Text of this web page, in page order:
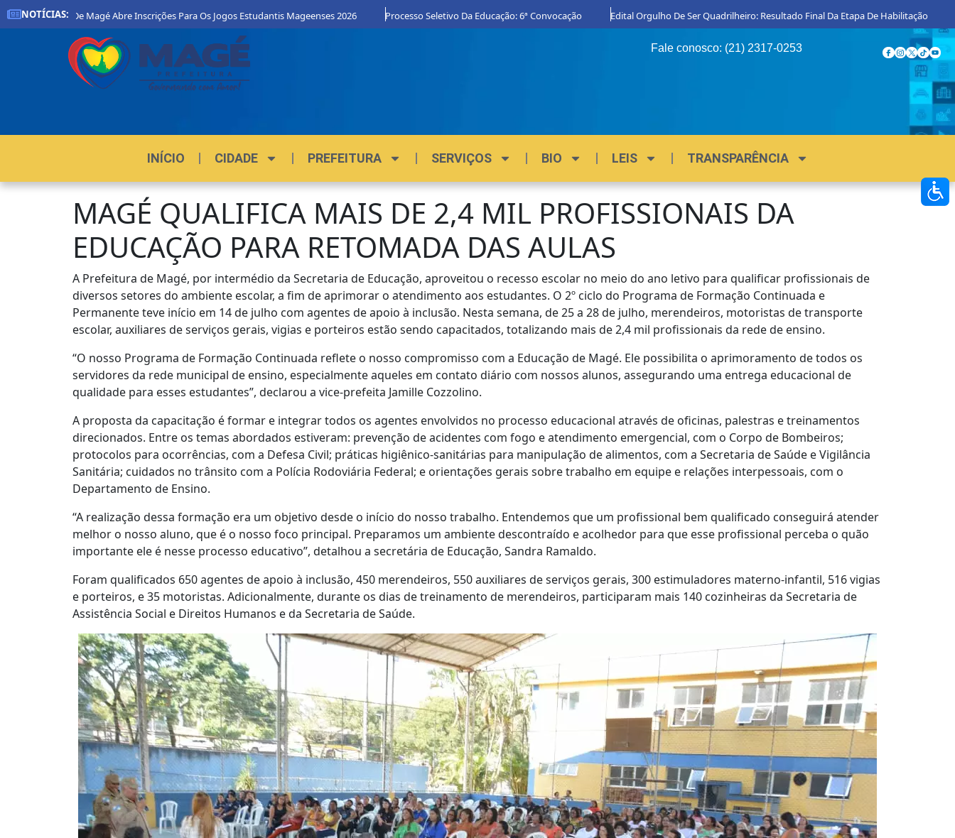
NOTÍCIAS:
De Magé Abre Inscrições Para Os Jogos Estudantis Mageenses 2026 Processo Seletivo Da Educação: 6ª Convocação Edital Orgulho De Ser Quadrilheiro: Resultado Final Da Etapa De Habilitação
Fale conosco: (21) 2317-0253
INÍCIO CIDADE PREFEITURA SERVIÇOS BIO LEIS TRANSPARÊNCIA
MAGÉ QUALIFICA MAIS DE 2,4 MIL PROFISSIONAIS DA
EDUCAÇÃO PARA RETOMADA DAS AULAS
A Prefeitura de Magé, por intermédio da Secretaria de Educação, aproveitou o recesso escolar no meio do ano letivo para qualificar profissionais de
diversos setores do ambiente escolar, a fim de aprimorar o atendimento aos estudantes. O 2º ciclo do Programa de Formação Continuada e
Permanente teve início em 14 de julho com agentes de apoio à inclusão. Nesta semana, de 25 a 28 de julho, merendeiros, motoristas de transporte
escolar, auxiliares de serviços gerais, vigias e porteiros estão sendo capacitados, totalizando mais de 2,4 mil profissionais da rede de ensino.
“O nosso Programa de Formação Continuada reflete o nosso compromisso com a Educação de Magé. Ele possibilita o aprimoramento de todos os
servidores da rede municipal de ensino, especialmente aqueles em contato diário com nossos alunos, assegurando uma entrega educacional de
qualidade para esses estudantes”, declarou a vice-prefeita Jamille Cozzolino.
A proposta da capacitação é formar e integrar todos os agentes envolvidos no processo educacional através de oficinas, palestras e treinamentos
direcionados. Entre os temas abordados estiveram: prevenção de acidentes com fogo e atendimento emergencial, com o Corpo de Bombeiros;
protocolos para ocorrências, com a Defesa Civil; práticas higiênico-sanitárias para manipulação de alimentos, com a Secretaria de Saúde e Vigilância
Sanitária; cuidados no trânsito com a Polícia Rodoviária Federal; e orientações gerais sobre trabalho em equipe e relações interpessoais, com o
Departamento de Ensino.
“A realização dessa formação era um objetivo desde o início do nosso trabalho. Entendemos que um profissional bem qualificado conseguirá atender
melhor o nosso aluno, que é o nosso foco principal. Preparamos um ambiente descontraído e acolhedor para que esse profissional perceba o quão
importante ele é nesse processo educativo”, detalhou a secretária de Educação, Sandra Ramaldo.
Foram qualificados 650 agentes de apoio à inclusão, 450 merendeiros, 550 auxiliares de serviços gerais, 300 estimuladores materno-infantil, 516 vigias
e porteiros, e 35 motoristas. Adicionalmente, durante os dias de treinamento de merendeiros, participaram mais 140 cozinheiras da Secretaria de
Assistência Social e Direitos Humanos e da Secretaria de Saúde.